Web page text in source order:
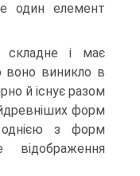
один елемент
складне і має
воно виникло в
й існує разом
форм
однією з форм
відображення